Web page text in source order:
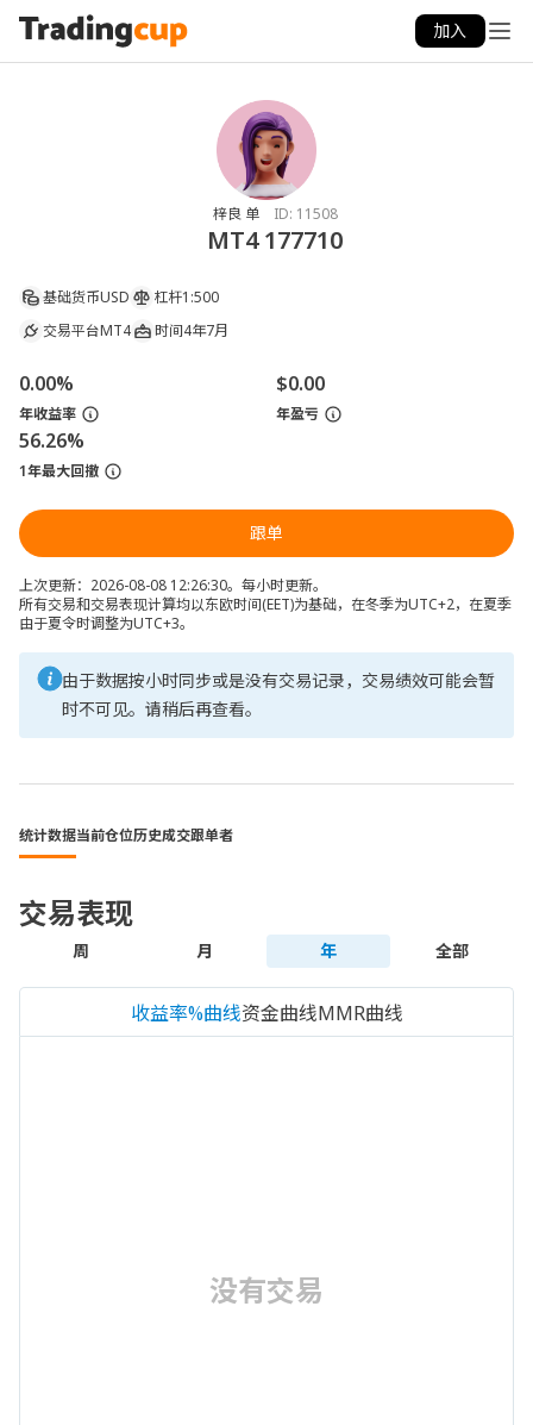
加入
梓良 单 ID: 11508
MT4 177710
基础货币USD 杠杆1:500
交易平台MT4 时间4年7月
0.00%
年收益率
$0.00
年盈亏
56.26%
1年最大回撤
跟单
上次更新：2026-08-08 12:26:30。每小时更新。
所有交易和交易表现计算均以东欧时间(EET)为基础，在冬季为UTC+2，在夏季
由于夏令时调整为UTC+3。
由于数据按小时同步或是没有交易记录，交易绩效可能会暂
时不可见。请稍后再查看。
统计数据当前仓位历史成交跟单者
交易表现
周 月 年 全部
收益率%曲线资金曲线MMR曲线
没有交易